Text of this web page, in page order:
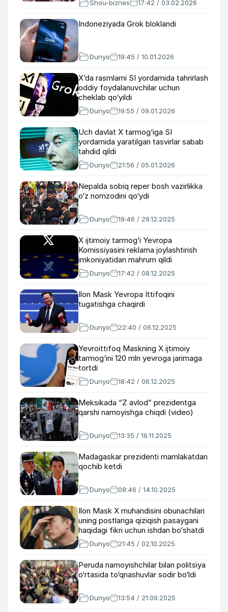
Shou-biznes 17:42 / 03.02.2026
Indoneziyada Grok bloklandi
Dunyo 19:45 / 10.01.2026
X’da rasmlarni SI yordamida tahrirlash
oddiy foydalanuvchilar uchun
cheklab qo‘yildi
Dunyo 19:55 / 09.01.2026
Uch davlat X tarmog‘iga SI
yordamida yaratilgan tasvirlar sabab
tahdid qildi
Dunyo 21:56 / 05.01.2026
Nepalda sobiq reper bosh vazirlikka
o‘z nomzodini qo‘ydi
Dunyo 19:46 / 29.12.2025
X ijtimoiy tarmog‘i Yevropa
Komissiyasini reklama joylashtirish
imkoniyatidan mahrum qildi
Dunyo 17:42 / 08.12.2025
Ilon Mask Yevropa Ittifoqini
tugatishga chaqirdi
Dunyo 22:40 / 06.12.2025
Yevroittifoq Maskning X ijtimoiy
tarmog‘ini 120 mln yevroga jarimaga
tortdi
Dunyo 18:42 / 06.12.2025
Meksikada “Z avlod” prezidentga
qarshi namoyishga chiqdi (video)
Dunyo 13:35 / 16.11.2025
Madagaskar prezidenti mamlakatdan
qochib ketdi
Dunyo 08:46 / 14.10.2025
Ilon Mask X muhandisini obunachilari
uning postlariga qiziqish pasaygani
haqidagi fikri uchun ishdan bo‘shatdi
Dunyo 21:45 / 02.10.2025
Peruda namoyishchilar bilan politsiya
o‘rtasida to‘qnashuvlar sodir bo‘ldi
Dunyo 13:54 / 21.09.2025